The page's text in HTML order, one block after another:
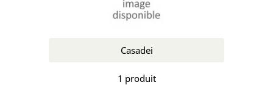
Casadei
1 produit